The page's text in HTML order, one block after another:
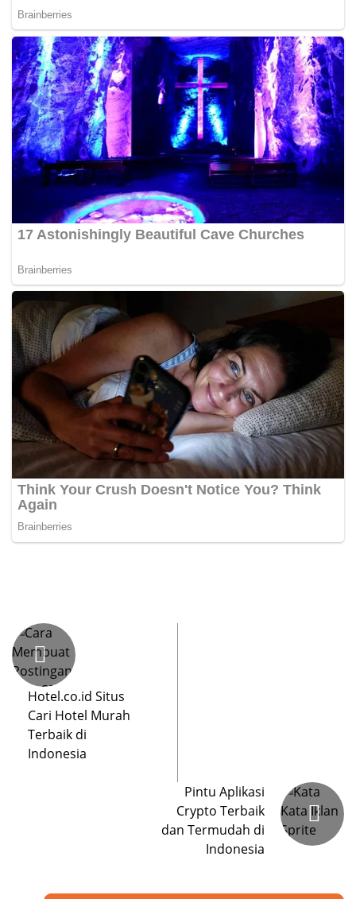
Hotel.co.id Situs
Cari Hotel Murah
Terbaik di
Indonesia
Pintu Aplikasi
Crypto Terbaik
dan Termudah di
Indonesia